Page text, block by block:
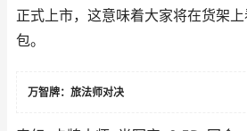
正式上市，这意味着大家将在货架
包。
万智牌：旅法师对决